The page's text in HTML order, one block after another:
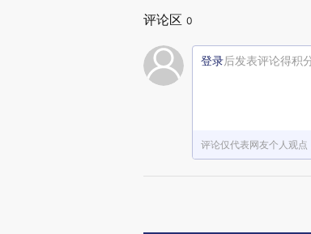
评论区 0
登录后发表评论得积
评论仅代表网友个人观